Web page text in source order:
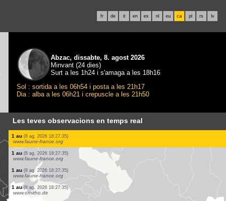
fr de it en es nl eu ca pl rs lv
Abzac, dissabte, 8. agost 2026
Minvant (24 dies)
Surt a les 1h24 i s'amaga a les 18h16
Sol : sortida a les 06h54 i posta a les 21h17
Dia : alba a les 06h21 i crepuscle a les 21h50
Les teves observacions en temps real
1 au (8 ag. 2026 18:27:36)
www.faune-france.org
1 papallona diürna (8 ag. 2026 18:27:36)
www.ornitho.ch
4 papallones diürnes (8 ag. 2026 18:27:35)
www.ornitho.ch
1 au (8 ag. 2026 18:27:35)
www.faune-france.org